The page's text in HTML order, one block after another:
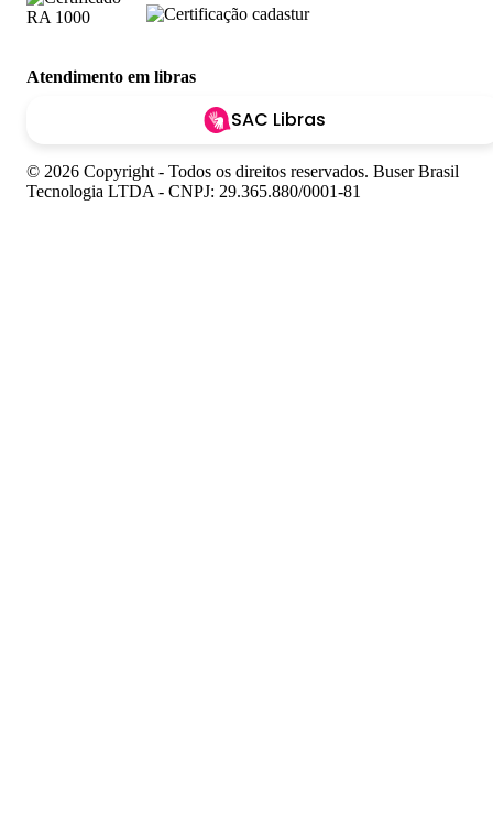
Atendimento em libras
SAC Libras
© 2026 Copyright - Todos os direitos reservados. Buser Brasil
Tecnologia LTDA - CNPJ: 29.365.880/0001-81